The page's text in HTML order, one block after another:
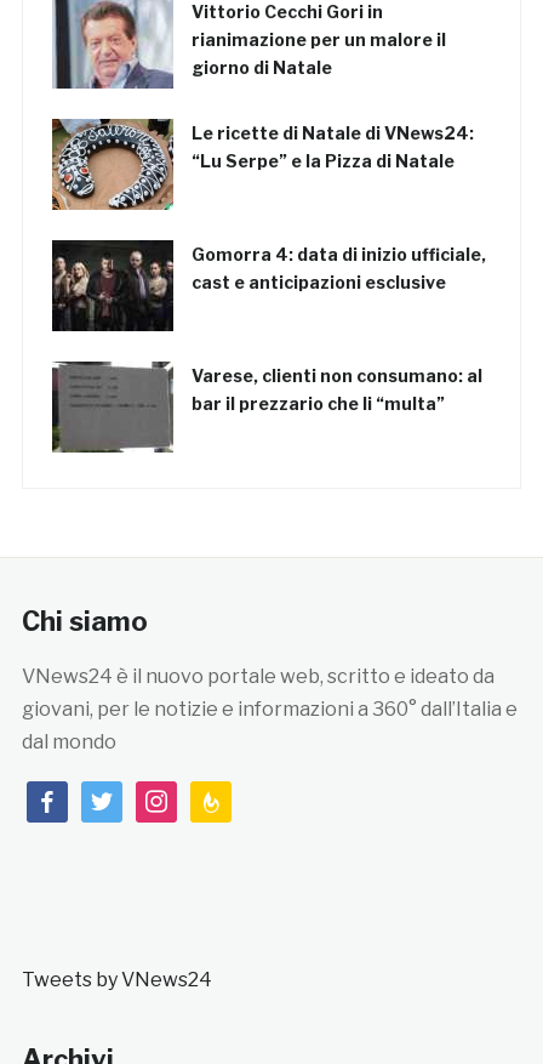
Vittorio Cecchi Gori in
rianimazione per un malore il
giorno di Natale
Le ricette di Natale di VNews24:
“Lu Serpe” e la Pizza di Natale
Gomorra 4: data di inizio ufficiale,
cast e anticipazioni esclusive
Varese, clienti non consumano: al
bar il prezzario che li “multa”
Chi siamo
VNews24 è il nuovo portale web, scritto e ideato da
giovani, per le notizie e informazioni a 360° dall’Italia e
dal mondo
facebooktwitterinstagramfeedburner
Tweets by VNews24